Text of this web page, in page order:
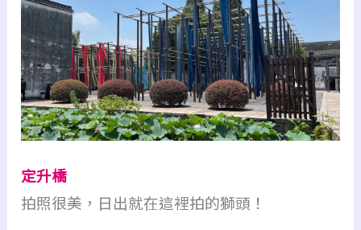
定升橋
拍照很美，日出就在這裡拍的獅頭！